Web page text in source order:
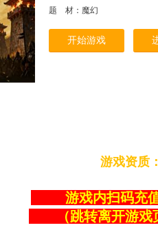
题 材：魔幻
开始游戏
游戏资质
游戏内扫码充
（跳转离开游